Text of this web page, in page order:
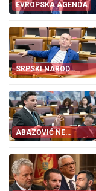
EVROPSKA AGENDA
SRPSKI NAROD
PONOVO NA UDARU
ABAZOVIĆ NE
TRGUJE